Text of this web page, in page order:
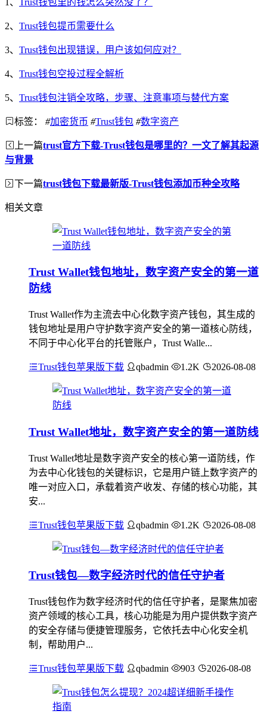
2、 Trust钱包提币需要什么
3、 Trust钱包出现错误，用户该如何应对？
4、 Trust钱包空投过程全解析
5、 Trust钱包注销全攻略，步骤、注意事项与替代方案
标签： #加密货币 #Trust钱包 #数字资产
上一篇trust官方下载-Trust钱包是哪里的？一文了解其起源
与背景
下一篇trust钱包下载最新版-Trust钱包添加币种全攻略
相关文章
Trust Wallet钱包地址，数字资产安全的第一道
防线
Trust Wallet作为主流去中心化数字资产钱包，其生成的
钱包地址是用户守护数字资产安全的第一道核心防线，
不同于中心化平台的托管账户，Trust Walle...
Trust钱包苹果版下载 qbadmin 1.2K 2026-08-08
Trust Wallet地址，数字资产安全的第一道防线
Trust Wallet地址是数字资产安全的核心第一道防线，作
为去中心化钱包的关键标识，它是用户链上数字资产的
唯一对应入口，承载着资产收发、存储的核心功能，其
安...
Trust钱包苹果版下载 qbadmin 1.2K 2026-08-08
Trust钱包—数字经济时代的信任守护者
Trust钱包作为数字经济时代的信任守护者，是聚焦加密
资产领域的核心工具，核心功能是为用户提供数字资产
的安全存储与便捷管理服务，它依托去中心化安全机
制，帮助用户...
Trust钱包苹果版下载 qbadmin 903 2026-08-08